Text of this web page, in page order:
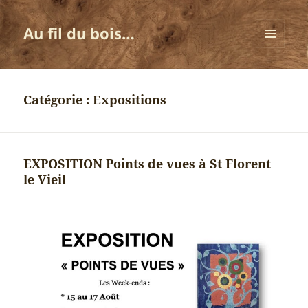
Au fil du bois…
MENU
ET
Catégorie :Expositions
EXPOSITION Points de vues à St Florent
le Vieil